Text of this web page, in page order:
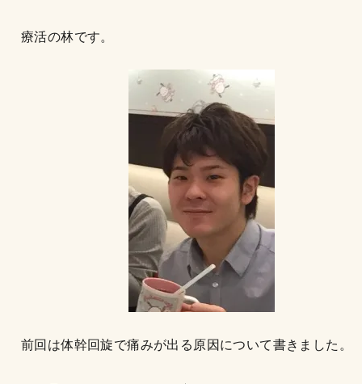
療活の林です。
前回は体幹回旋で痛みが出る原因について書きました。